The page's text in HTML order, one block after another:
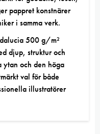
pappret konstnärer
i samma verk.
500 g/m²
djup, struktur och
ytan och den höga
val för både
illustratörer